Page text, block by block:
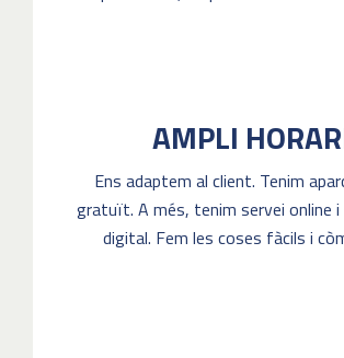
AMPLI
Ens adaptem al client. Tenim
gratuït. A més, tenim servei online
digital. Fem les coses fàcils i